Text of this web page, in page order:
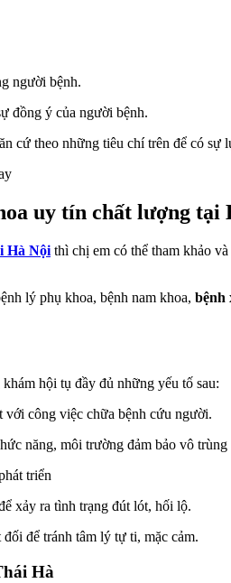
người bệnh.
đồng ý của người bệnh.
cứ theo những tiêu chí trên để có sự
uy tín chất lượng tại
Hà Nội thì chị em có thể tham khảo
lý phụ khoa, bệnh nam khoa, bệnh
hội tụ đầy đủ những yếu tố sau:
công việc chữa bệnh cứu người.
năng, môi trường đảm bảo vô
triển
xảy ra tình trạng đút lót, hối lộ.
để tránh tâm lý tự ti, mặc cảm.
Hà